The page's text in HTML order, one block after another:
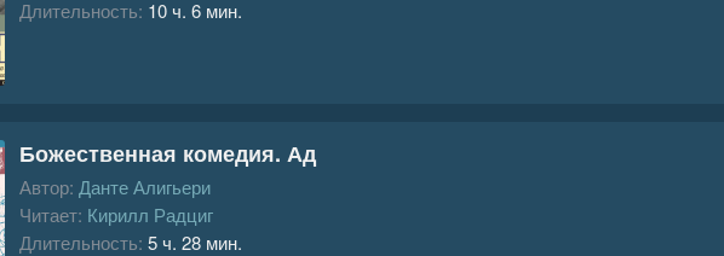
Длительность: 10 ч. 6 мин.
Божественная комедия. Ад
Автор: Данте Алигьери
Читает: Кирилл Радциг
Длительность: 5 ч. 28 мин.